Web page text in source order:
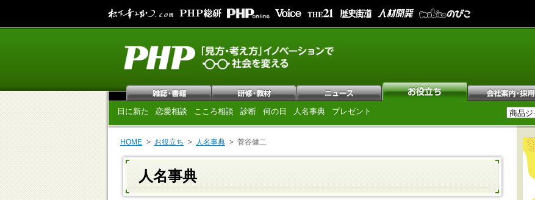
日に新た 恋愛相談 こころ相談 診断 何の日 人名事典 プレゼント
HOME お役立ち 人名事典 菅谷健二
人名事典